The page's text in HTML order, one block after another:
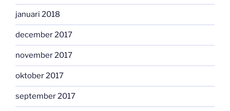
januari 2018
december 2017
november 2017
oktober 2017
september 2017